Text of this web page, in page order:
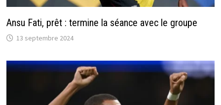
Ansu Fati, prêt : termine la séance avec le groupe
13 septembre 2024